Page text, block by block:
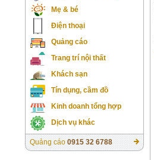
Mẹ & bé
Điện thoại
Quảng cáo
Trang trí nội thất
Khách sạn
Tín dụng, cầm đồ
Kinh doanh tổng hợp
Dịch vụ khác
Quảng cáo 0915 32 6788